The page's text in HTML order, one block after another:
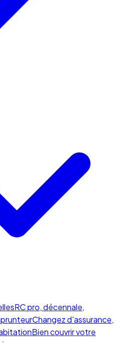
RC pro, décennale,
Changez d'assurance,
Bien couvrir votre